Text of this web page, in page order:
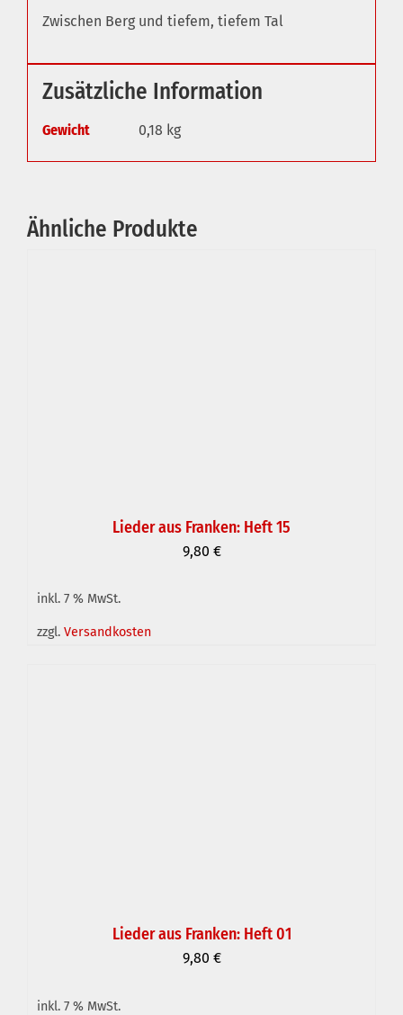
Zwischen Berg und tiefem, tiefem Tal
Zusätzliche Information
Gewicht 0,18 kg
Ähnliche Produkte
IN DEN WARENKORB
Lieder aus Franken: Heft 15
9,80 €
inkl. 7 % MwSt.
zzgl. Versandkosten
Lieder aus Franken: Heft 01
9,80 €
inkl. 7 % MwSt.